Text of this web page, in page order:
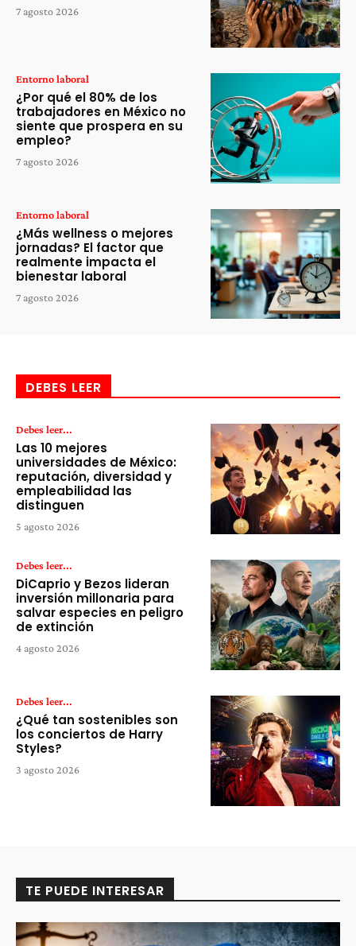
7 agosto 2026
Entorno laboral
¿Por qué el 80% de los
trabajadores en México no
siente que prospera en su
empleo?
7 agosto 2026
Entorno laboral
¿Más wellness o mejores
jornadas? El factor que
realmente impacta el
bienestar laboral
7 agosto 2026
DEBES LEER
Debes leer...
Las 10 mejores
universidades de México:
reputación, diversidad y
empleabilidad las
distinguen
5 agosto 2026
Debes leer...
DiCaprio y Bezos lideran
inversión millonaria para
salvar especies en peligro
de extinción
4 agosto 2026
Debes leer...
¿Qué tan sostenibles son
los conciertos de Harry
Styles?
3 agosto 2026
TE PUEDE INTERESAR